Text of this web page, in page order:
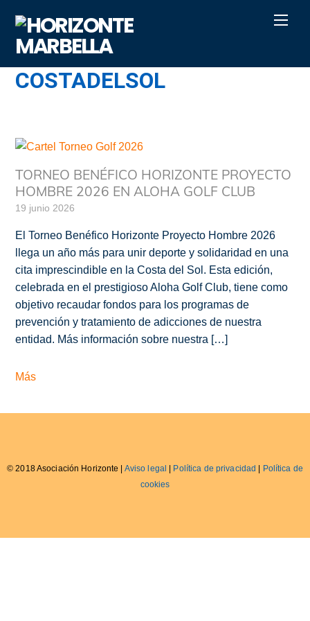
content
COSTADELSOL
TORNEO BENÉFICO HORIZONTE PROYECTO
HOMBRE 2026 EN ALOHA GOLF CLUB
19 junio 2026
El Torneo Benéfico Horizonte Proyecto Hombre 2026
llega un año más para unir deporte y solidaridad en una
cita imprescindible en la Costa del Sol. Esta edición,
celebrada en el prestigioso Aloha Golf Club, tiene como
objetivo recaudar fondos para los programas de
prevención y tratamiento de adicciones de nuestra
entidad. Más información sobre nuestra […]
Más
© 2018 Asociación Horizonte | Aviso legal Política de privacidad
Política de
cookies